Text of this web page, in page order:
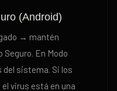
(Android)
→ mantén
En Modo
del sistema. Si los
virus está en una